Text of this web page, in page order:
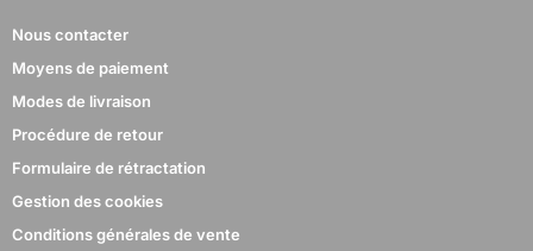
Nous contacter
Moyens de paiement
Modes de livraison
Procédure de retour
Formulaire de rétractation
Gestion des cookies
Conditions générales de vente